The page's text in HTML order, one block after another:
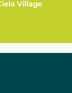
Village